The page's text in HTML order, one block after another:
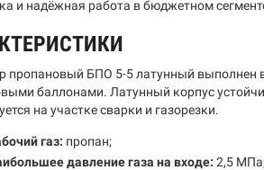
и надёжная работа в бюджетном
пропановый БПО 5-5 латунный выполнен
баллонами. Латунный корпус
на участке сварки и газорезки.
газ: пропан;
давление газа на входе: 2,5